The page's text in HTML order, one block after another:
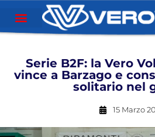
Serie B2F: la Vero
vince a Barzago e
solitario nel
15 Marzo